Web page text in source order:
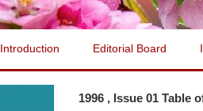
Introduction Editorial Board
1996 , Issue 01 Table